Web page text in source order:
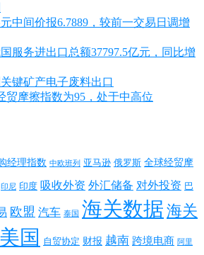
中间价报6.7889，较前一交易日调增
服务进出口总额37797.5亿元，同比增
键矿产电子废料出口
贸摩擦指数为95，处于中高位
经理指数 中欧班列 亚马逊 俄罗斯 全球经贸摩
印尼 印度 吸收外资 外汇储备 对外投资 巴
欧盟 汽车 泰国 海关数据 海关
美国 自贸协定 财报 越南 跨境电商 阿里